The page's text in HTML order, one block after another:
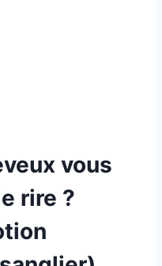
vous
rire ?